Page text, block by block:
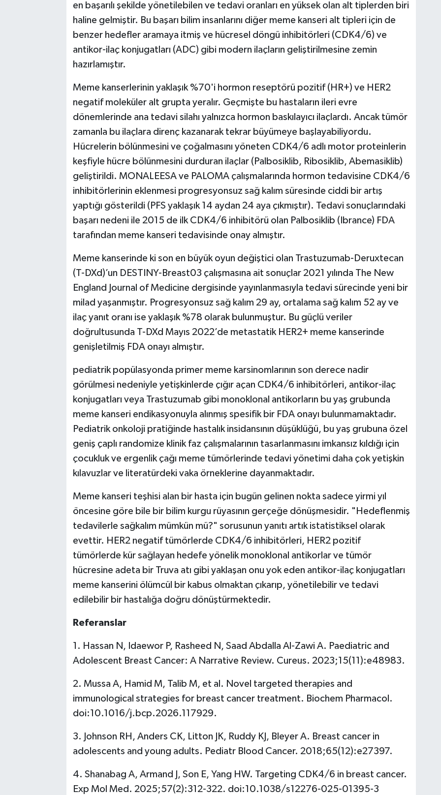
en başarılı şekilde yönetilebilen ve tedavi oranları en yüksek olan alt tiplerden biri
haline gelmiştir. Bu başarı bilim insanlarını diğer meme kanseri alt tipleri için de
benzer hedefler aramaya itmiş ve hücresel döngü inhibitörleri (CDK4/6) ve
antikor-ilaç konjugatları (ADC) gibi modern ilaçların geliştirilmesine zemin
hazırlamıştır.
Meme kanserlerinin yaklaşık %70'i hormon reseptörü pozitif (HR+) ve HER2
negatif moleküler alt grupta yeralır. Geçmişte bu hastaların ileri evre
dönemlerinde ana tedavi silahı yalnızca hormon baskılayıcı ilaçlardı. Ancak tümör
zamanla bu ilaçlara direnç kazanarak tekrar büyümeye başlayabiliyordu.
Hücrelerin bölünmesini ve çoğalmasını yöneten CDK4/6 adlı motor proteinlerin
keşfiyle hücre bölünmesini durduran ilaçlar (Palbosiklib, Ribosiklib, Abemasiklib)
geliştirildi. MONALEESA ve PALOMA çalışmalarında hormon tedavisine CDK4/6
inhibitörlerinin eklenmesi progresyonsuz sağ kalım süresinde ciddi bir artış
yaptığı gösterildi (PFS yaklaşık 14 aydan 24 aya çıkmıştır). Tedavi sonuçlarındaki
başarı nedeni ile 2015 de ilk CDK4/6 inhibitörü olan Palbosiklib (Ibrance) FDA
tarafından meme kanseri tedavisinde onay almıştır.
Meme kanserinde ki son en büyük oyun değiştici olan Trastuzumab-Deruxtecan
(T-DXd)’un DESTINY-Breast03 çalışmasına ait sonuçlar 2021 yılında The New
England Journal of Medicine dergisinde yayınlanmasıyla tedavi sürecinde yeni bir
milad yaşanmıştır. Progresyonsuz sağ kalım 29 ay, ortalama sağ kalım 52 ay ve
ilaç yanıt oranı ise yaklaşık %78 olarak bulunmuştur. Bu güçlü veriler
doğrultusunda T-DXd Mayıs 2022’de metastatik HER2+ meme kanserinde
genişletilmiş FDA onayı almıştır.
pediatrik popülasyonda primer meme karsinomlarının son derece nadir
görülmesi nedeniyle yetişkinlerde çığır açan CDK4/6 inhibitörleri, antikor-ilaç
konjugatları veya Trastuzumab gibi monoklonal antikorların bu yaş grubunda
meme kanseri endikasyonuyla alınmış spesifik bir FDA onayı bulunmamaktadır.
Pediatrik onkoloji pratiğinde hastalık insidansının düşüklüğü, bu yaş grubuna özel
geniş çaplı randomize klinik faz çalışmalarının tasarlanmasını imkansız kıldığı için
çocukluk ve ergenlik çağı meme tümörlerinde tedavi yönetimi daha çok yetişkin
kılavuzlar ve literatürdeki vaka örneklerine dayanmaktadır.
Meme kanseri teşhisi alan bir hasta için bugün gelinen nokta sadece yirmi yıl
öncesine göre bile bir bilim kurgu rüyasının gerçeğe dönüşmesidir. "Hedeflenmiş
tedavilerle sağkalım mümkün mü?" sorusunun yanıtı artık istatistiksel olarak
evettir. HER2 negatif tümörlerde CDK4/6 inhibitörleri, HER2 pozitif
tümörlerde kür sağlayan hedefe yönelik monoklonal antikorlar ve tümör
hücresine adeta bir Truva atı gibi yaklaşan onu yok eden antikor-ilaç konjugatları
meme kanserini ölümcül bir kabus olmaktan çıkarıp, yönetilebilir ve tedavi
edilebilir bir hastalığa doğru dönüştürmektedir.
Referanslar
1. Hassan N, Idaewor P, Rasheed N, Saad Abdalla Al-Zawi A. Paediatric and
Adolescent Breast Cancer: A Narrative Review. Cureus. 2023;15(11):e48983.
2. Mussa A, Hamid M, Talib M, et al. Novel targeted therapies and
immunological strategies for breast cancer treatment. Biochem Pharmacol.
doi:10.1016/j.bcp.2026.117929.
3. Johnson RH, Anders CK, Litton JK, Ruddy KJ, Bleyer A. Breast cancer in
adolescents and young adults. Pediatr Blood Cancer. 2018;65(12):e27397.
4. Shanabag A, Armand J, Son E, Yang HW. Targeting CDK4/6 in breast cancer.
Exp Mol Med. 2025;57(2):312-322. doi:10.1038/s12276-025-01395-3